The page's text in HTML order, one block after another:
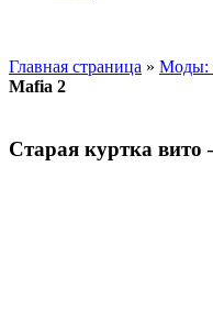
Главная страница » Моды:
Mafia 2
Старая куртка